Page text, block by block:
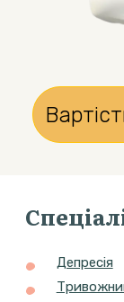
Депресія